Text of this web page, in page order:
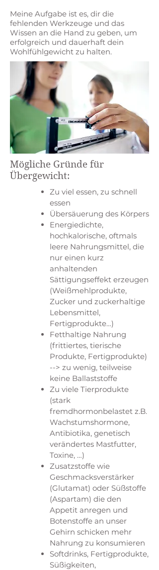
Meine Aufgabe ist es, dir die
fehlenden Werkzeuge und das
Wissen an die Hand zu geben, um
erfolgreich und dauerhaft dein
Wohlfühlgewicht zu halten.
Mögliche Gründe für
Übergewicht:
Zu viel essen, zu schnell
essen
Übersäuerung des Körpers
Energiedichte,
hochkalorische, oftmals
leere Nahrungsmittel, die
nur einen kurz
anhaltenden
Sättigungseffekt erzeugen
(Weißmehlprodukte,
Zucker und zuckerhaltige
Lebensmittel,
Fertigprodukte…)
Fetthaltige Nahrung
(frittiertes, tierische
Produkte, Fertigprodukte)
--> zu wenig, teilweise
keine Ballaststoffe
Zu viele Tierprodukte
(stark
fremdhormonbelastet z.B.
Wachstumshormone,
Antibiotika, genetisch
verändertes Mastfutter,
Toxine, …)
Zusatzstoffe wie
Geschmacksverstärker
(Glutamat) oder Süßstoffe
(Aspartam) die den
Appetit anregen und
Botenstoffe an unser
Gehirn schicken mehr
Nahrung zu konsumieren
Softdrinks, Fertigprodukte,
Süßigkeiten,